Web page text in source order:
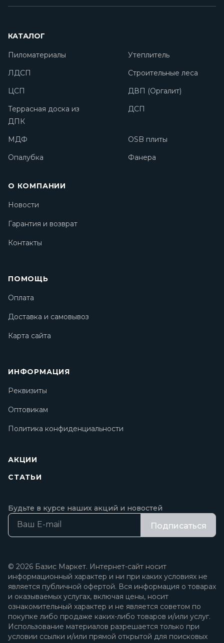
КАТАЛОГ
Пиломатериалы
Утеплитель
ЛДСП
Строительные леса
ЦСП
ДВП (Оргалит)
Террасная доска из
ДПК
ДСП
МДФ
OSB плиты
Опалубка
Фанера
О КОМПАНИИ
Новости
Гарантия и возврат
Контакты
ПОМОЩЬ
Оплата
Доставка и самовывоз
Карта сайта
ИНФОРМАЦИЯ
Реквизиты
Оптовикам
Политика конфиденциальности
АКЦИИ
СТАТЬИ
Будьте в курсе наших акций и новостей
Подписаться
© 2026 Базис Маркет. Интернет-сайт носит
информационный характер и ни при каких условиях не
является публичной офертой. Вся информация о товарах
и оказываемых услугах, включая цены, носит
ознакомительный характер и не является советом по
покупке либо продаже каких-либо товаров и/или услуг.
Использование материалов разрешается только при
условии ссылки и/или прямой открытой для поисковых